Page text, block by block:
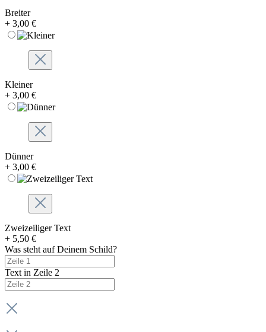
Breiter
+ 3,00 €
Kleiner
+ 3,00 €
Dünner
+ 3,00 €
Zweizeiliger Text
+ 5,50 €
Was steht auf Deinem Schild?
Text in Zeile 2